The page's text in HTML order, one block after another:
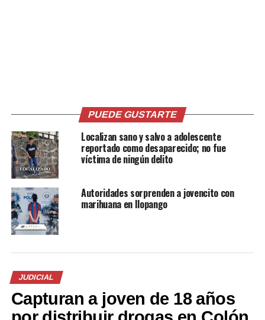
Comparte esto:
Me gusta esto:
Relacionado
PUEDE GUSTARTE
Localizan sano y salvo a adolescente
reportado como desaparecido; no fue
víctima de ningún delito
Autoridades sorprenden a jovencito con
marihuana en Ilopango
JUDICIAL
Capturan a joven de 18 años